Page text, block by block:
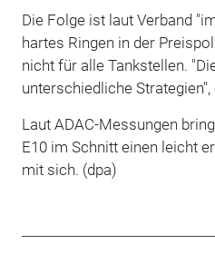
Die Folge ist laut Verband
hartes Ringen in der
nicht für alle Tankstellen.
unterschiedliche Strategien",
Laut ADAC-Messungen
E10 im Schnitt einen leicht
mit sich. (dpa)